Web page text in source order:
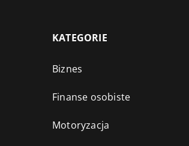
KATEGORIE
Biznes
Finanse osobiste
Motoryzacja